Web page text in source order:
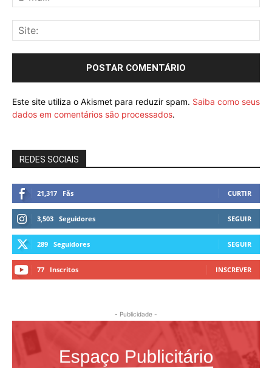
Este site utiliza o Akismet para reduzir spam. Saiba como seus
dados em comentários são processados.
REDES SOCIAIS
21,317 Fãs CURTIR
3,503 Seguidores SEGUIR
289 Seguidores SEGUIR
77 Inscritos INSCREVER
- Publicidade -